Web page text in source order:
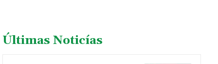
Últimas Noticías